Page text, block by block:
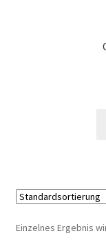
Einzelnes Ergebnis